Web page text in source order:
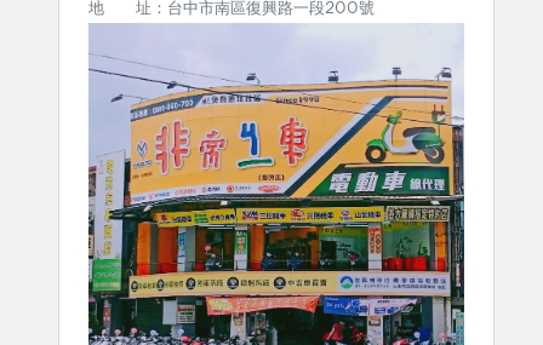
地 址：台中市南區復興路一段200號